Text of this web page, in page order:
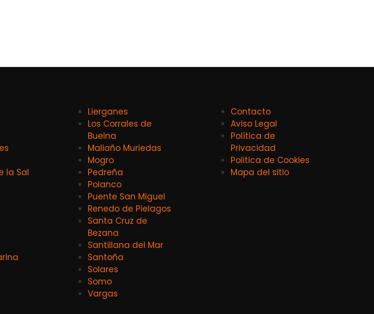
la Sal
Lierganes
Los Corrales de
Buelna
Maliaño Muriedas
Mogro
Pedreña
Polanco
Puente San Miguel
Renedo de Pielagos
Santa Cruz de
Bezana
Santillana del Mar
Santoña
Solares
Somo
Vargas
Contacto
Aviso Legal
Política de
Privacidad
Politica de Cookies
Mapa del sitio